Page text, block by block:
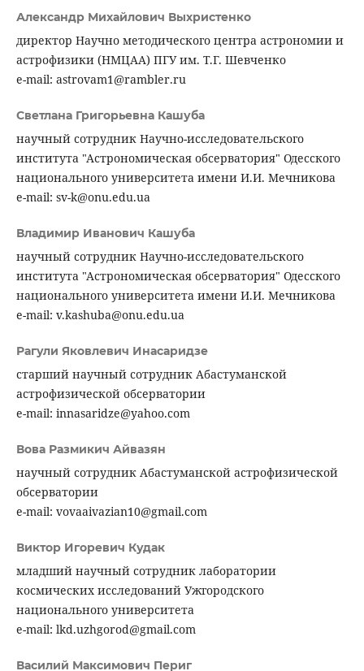
Александр Михайлович Выхристенко
директор Научно методического центра астрономии и
астрофизики (НМЦАА) ПГУ им. Т.Г. Шевченко
e-mail: astrovam1@rambler.ru
Светлана Григорьевна Кашуба
научный сотрудник Научно-исследовательского
института "Астрономическая обсерватория" Одесского
национального университета имени И.И. Мечникова
e-mail: sv-k@onu.edu.ua
Владимир Иванович Кашуба
научный сотрудник Научно-исследовательского
института "Астрономическая обсерватория" Одесского
национального университета имени И.И. Мечникова
e-mail: v.kashuba@onu.edu.ua
Рагули Яковлевич Инасаридзе
старший научный сотрудник Абастуманской
астрофизической обсерватории
e-mail: innasaridze@yahoo.com
Вова Размикич Айвазян
научный сотрудник Абастуманской астрофизической
обсерватории
e-mail: vovaaivazian10@gmail.com
Виктор Игоревич Кудак
младший научный сотрудник лаборатории
космических исследований Ужгородского
национального университета
e-mail: lkd.uzhgorod@gmail.com
Василий Максимович Периг